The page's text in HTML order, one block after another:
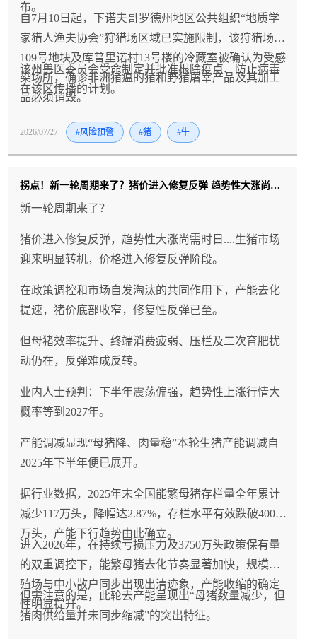
布。
自7月10日起，下诺夫哥罗德州地区公共组织“地质学
家猎人渔夫协会”狩猎场区域已实施限制，该狩猎场第
109号地块及库普里诺村13号楼的冷藏室被确认为受感
染场所，确诊非洲猪瘟的猪和野猪屠宰产品及其加工
品必须销毁。
该州兽医委员会受命制定并批准根除疫点、防止病毒
在该区传播的计划。
2026/07/27 #风险预警 #猪 #牛
拐点！新一轮周期来了？猪价进入修复反弹 趋势性大涨尚需时日....
新一轮周期来了？
猪价进入修复反弹，趋势性大涨尚需时日....生猪市场
迎来明显转机，价格进入修复反弹阶段。
在政策调控和市场自发淘汰的共同作用下，产能去化
提速，猪价底部收窄，修复性反弹已至。
但母猪效率提升、终端消费疲弱、压栏及二次育肥扰
动仍在，反弹难成反转。
业内人士预判：下半年震荡偏强，趋势性上涨行情大
概率等到2027年。
产能调减显现“母猪降、肉量稳”本轮生猪产能调减自
2025年下半年便已展开。
据行业数据，2025年末全国能繁母猪存栏量全年累计
减少117万头，降幅达2.87%，存栏水平有效跌破4000
万头，产能下行趋势由此确立。
进入2026年，在持续亏损压力及3750万头政策保有量
的双重调控下，能繁母猪去化节奏显著加快，规模养
殖场与中小散户同步出现出清迹象，产能收缩的确定
性明显提升。
但需注意的是，此轮去产能呈现出“母猪数量减少，但
猪肉供给量并未同步缩减”的突出特征。